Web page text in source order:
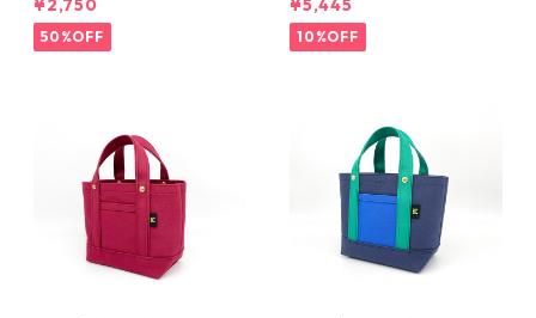
¥2,750
50%OFF
¥5,445
10%OFF